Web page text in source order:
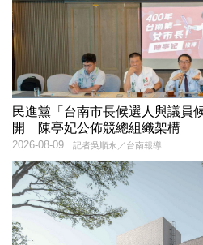
民進黨「台南市長候選人與議員
開 陳亭妃公佈競總組織架構
記者吳順永／台南報導
2026-08-09